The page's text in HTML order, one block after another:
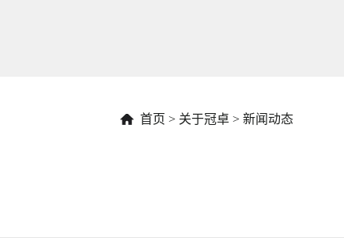
首页 > 关于冠卓 > 新闻动态